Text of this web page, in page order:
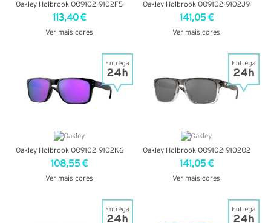
Oakley Holbrook OO9102-9102F5
113,40 €
Ver mais cores
Oakley Holbrook OO9102-9102J9
141,05 €
Ver mais cores
Oakley Holbrook OO9102-9102K6
108,55 €
Ver mais cores
Oakley Holbrook OO9102-9102O2
141,05 €
Ver mais cores